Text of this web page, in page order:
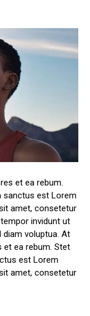
et ea rebum.
sanctus est Lorem
amet, consetetur
invidunt ut
diam voluptua. At
ea rebum. Stet
est Lorem
amet, consetetur